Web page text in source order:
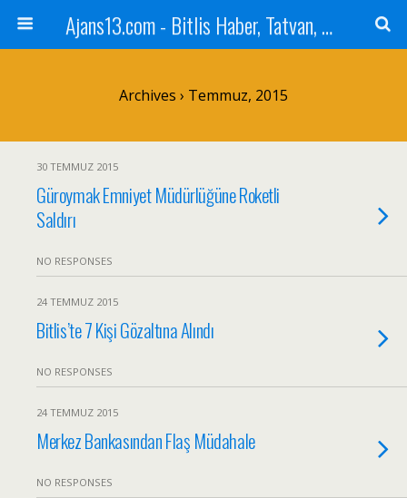
Ajans13.com - Bitlis Haber, Tatvan, Ahlat, Adilcevaz, Mutki, Hizan, Güroymak, Gazete, Ajans, 13, Haber
Archives › Temmuz, 2015
30 TEMMUZ 2015
Güroymak Emniyet Müdürlüğüne Roketli
Saldırı
NO RESPONSES
24 TEMMUZ 2015
Bitlis’te 7 Kişi Gözaltına Alındı
NO RESPONSES
24 TEMMUZ 2015
Merkez Bankasından Flaş Müdahale
NO RESPONSES